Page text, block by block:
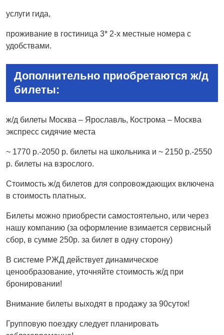
услуги гида,
проживание в гостиница 3* 2-х местные номера с
удобствами.
Дополнительно приобретаются ж/д
билеты:
ж/д билеты Москва – Ярославль, Кострома – Москва
экспресс сидячие места
~ 1770 р.-2050 р. билеты на школьника и ~ 2150 р.-2550
р. билеты на взрослого.
Стоимость ж/д билетов для сопровождающих включена
в стоимость платных.
Билеты можно приобрести самостоятельно, или через
нашу компанию (за оформление взимается сервисный
сбор, в сумме 250р. за билет в одну сторону)
В системе РЖД действует динамическое
ценообразование, уточняйте стоимость ж/д при
бронировании!
Внимание билеты выходят в продажу за 90суток!
Групповую поездку следует планировать